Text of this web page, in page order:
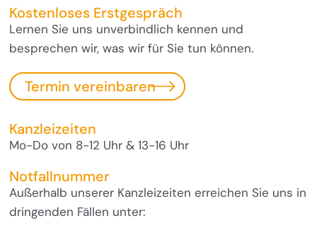
Kostenloses Erstgespräch
Lernen Sie uns unverbindlich kennen und
besprechen wir, was wir für Sie tun können.
Termin vereinbaren
Kanzleizeiten
Mo-Do von 8-12 Uhr & 13-16 Uhr
Notfallnummer
Außerhalb unserer Kanzleizeiten erreichen Sie uns in
dringenden Fällen unter: